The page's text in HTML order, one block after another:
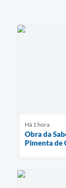
Há 1 hora
Obra da
Pimenta de